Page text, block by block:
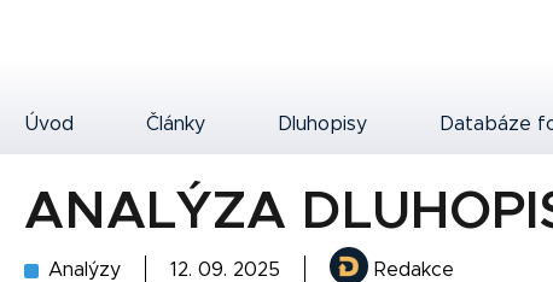
Úvod Články Dluhopisy Databáze
ANALÝZA
Analýzy 12. 09. 2025 Redakce